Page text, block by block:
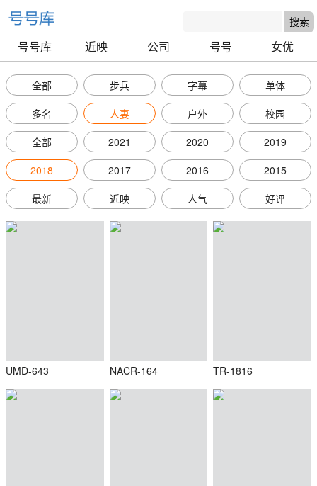
号号库 近映 公司 号号 女优
全部 步兵 字幕
单体
多名
人妻 户外
校园
全部
2021 2020
2019
2018
2017 2016
2015
最新
近映 人气 好评
UMD-643 NACR-164 TR-1816